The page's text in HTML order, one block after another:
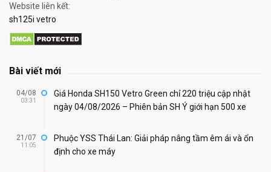
Website liên kết:
sh125i vetro
Bài viết mới
04/08
03:31
Giá Honda SH150 Vetro Green chỉ 220 triệu cập nhật
ngày 04/08/2026 – Phiên bản SH Ý giới hạn 500 xe
21/07
11:05
Phuộc YSS Thái Lan: Giải pháp nâng tầm êm ái và ổn
định cho xe máy